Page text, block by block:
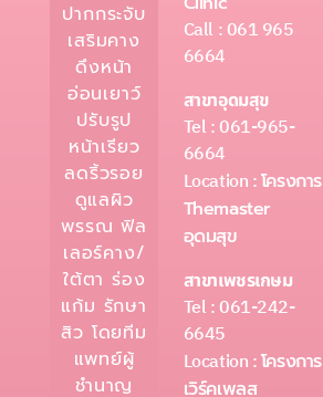
ปากกระจับ
เสริมคาง
ดึงหน้า
อ่อนเยาว์
ปรับรูป
หน้าเรียว
ลดริ้วรอย
ดูแลผิว
พรรณ ฟิล
เลอร์คาง/
ใต้ตา ร่อง
แก้ม รักษา
สิว โดยทีม
แพทย์ผู้
ชำนาญ
Call : 061 965
6664
สาขาอุดมสุข
Tel : 061-965-
6664
Location :โครงการ
Themaster
อุดมสุข
สาขาเพชรเกษม
Tel : 061-242-
6645
Location :โครงการ
เวิร์คเพลส